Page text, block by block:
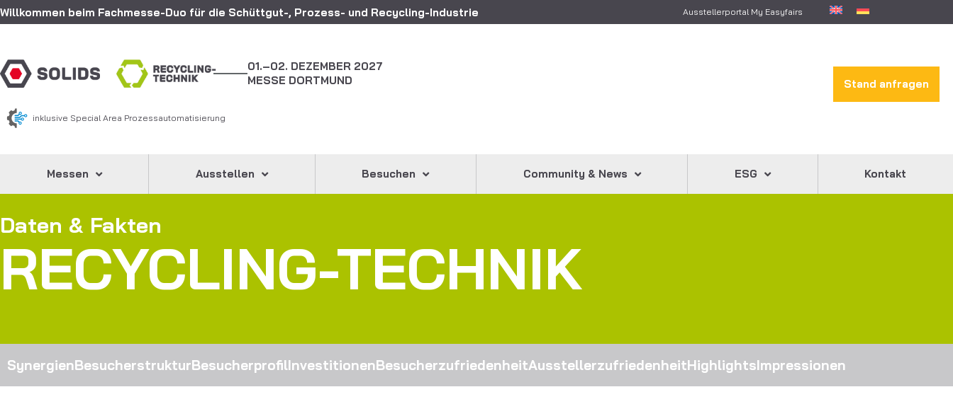
Willkommen beim Fachmesse-Duo für die Schüttgut-, Prozess- und Recycling-Industrie Ausstellerportal My Easyfairs
01.–02. DEZEMBER 2027
MESSE DORTMUND
inklusive Special Area Prozessautomatisierung
Stand anfragen
Messen Ausstellen Besuchen Community & News ESG Kontakt
Daten & Fakten
RECYCLING-TECHNIK
SynergienBesucherstrukturBesucherprofilInvestitionenBesucherzufriedenheitAusstellerzufriedenheitHighlightsImpressionen